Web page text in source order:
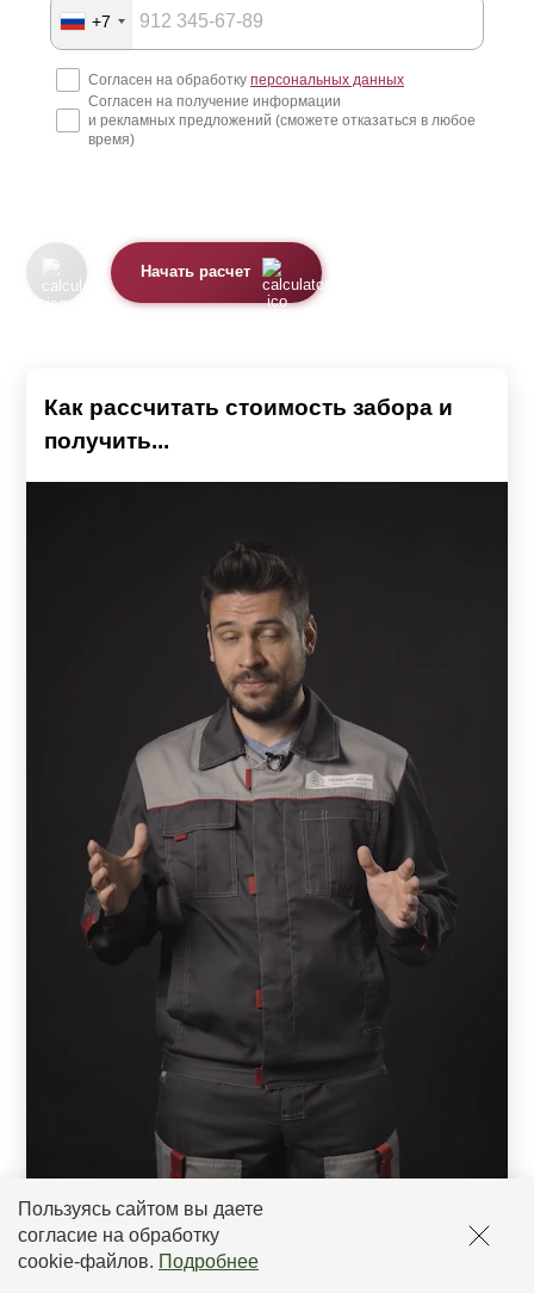
Пользуясь сайтом вы даете
согласие на обработку
cookie-файлов. Подробнее
+7
Согласен на обработку персональных данных
Согласен на получение информации
и рекламных предложений (сможете отказаться в любое
время)
Начать расчет
Как рассчитать стоимость забора и
получить...